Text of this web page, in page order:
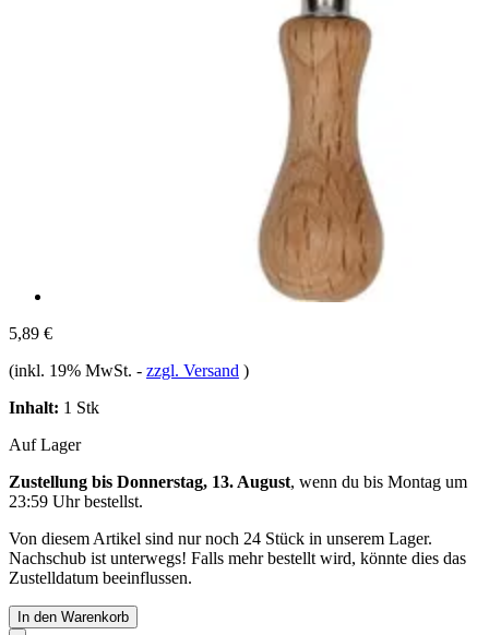
5,89 €
(inkl. 19% MwSt. - zzgl. Versand )
Inhalt: 1 Stk
Auf Lager
Zustellung bis Donnerstag, 13. August, wenn du bis Montag um
23:59 Uhrbestellst.
Von diesem Artikel sind nur noch 24 Stück in unserem Lager.
Nachschub ist unterwegs! Falls mehr bestellt wird, könnte dies das
Zustelldatum beeinflussen.
In den Warenkorb